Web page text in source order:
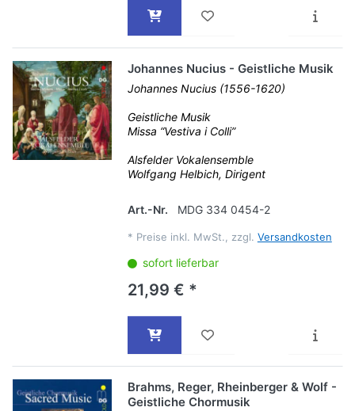
Johannes Nucius - Geistliche Musik
Johannes Nucius (1556-1620)
Geistliche Musik
Missa “Vestiva i Colli”
Alsfelder Vokalensemble
Wolfgang Helbich, Dirigent
Art.-Nr. MDG 334 0454-2
* Preise inkl. MwSt., zzgl. Versandkosten
sofort lieferbar
21,99 € *
Brahms, Reger, Rheinberger & Wolf -
Geistliche Chormusik